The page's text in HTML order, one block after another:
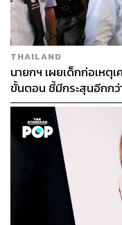
THAILAND
นายกฯ เผยเด็กก่อเหตุ
ขั้นตอน ชี้มีกระสุนอีกก
สูญเสียเพิ่ม